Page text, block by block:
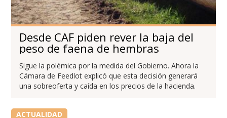
Desde CAF piden rever la baja del
peso de faena de hembras
Sigue la polémica por la medida del Gobierno. Ahora la
Cámara de Feedlot explicó que esta decisión generará
una sobreoferta y caída en los precios de la hacienda.
ACTUALIDAD